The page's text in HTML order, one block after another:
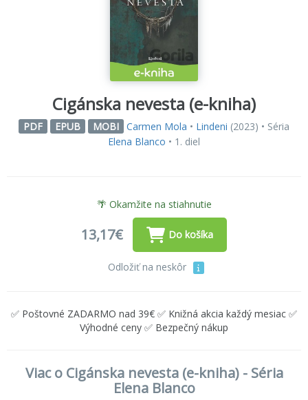
Cigánska nevesta (e-kniha)
PDF EPUB MOBI Carmen Mola • Lindeni (2023) • Séria
Elena Blanco • 1. diel
🌴 Okamžite na stiahnutie
13,17€ Do košíka
Odložiť na neskôr
✅ Poštovné ZADARMO nad 39€ ✅ Knižná akcia každý mesiac ✅
Výhodné ceny ✅ Bezpečný nákup
Viac o Cigánska nevesta (e-kniha) - Séria
Elena Blanco